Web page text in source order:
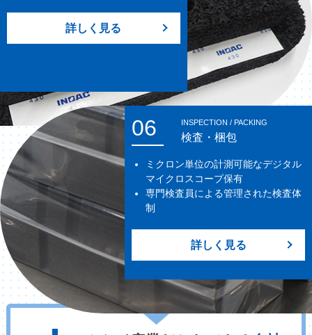
詳しく見る
06 INSPECTION / PACKING
検査・梱包
ミクロン単位の計測可能なデジタル
マイクロスコープ保有
専門検査員による管理された検査体
制
詳しく見る